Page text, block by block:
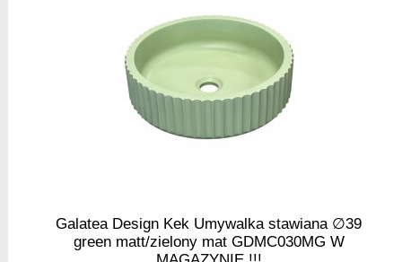
Galatea Design Kek Umywalka stawiana ∅39
green matt/zielony mat GDMC030MG W